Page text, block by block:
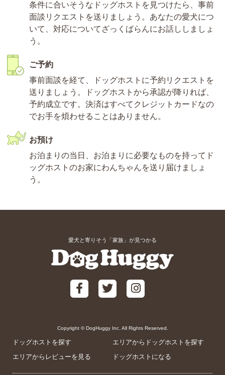
条件に合いそうなドッグホストを見つけたら、事前
面談リクエストを送りましょう。あなたの愛犬につ
いて、対応についてざっくばらんにお話ししましょ
う。
ご予約
事前面談を経て、ドッグホストに予約リクエストを
送りましょう。ドッグホストから承認が降りれば、
予約成立です。決済はすべてクレジットカードなの
でお手を煩わせることはありません。
お預け
お泊まりの当日、お泊まりに必要なものを持ってド
ッグホストのお家にわんちゃんを送り届けましょ
う。
愛犬と寄りそう「家族」が見つかる
Copyright © DogHuggy Inc. All Rights Reserved.
ドッグホストを探す
エリアからドッグホストを探す
エリアからレビューを見る
ドッグホストになる